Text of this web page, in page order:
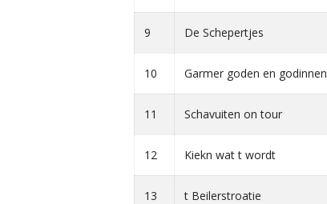
9 De Schepertjes
10 Garmer goden en godinnen
11 Schavuiten on tour
12 Kiekn wat t wordt
13 t Beilerstroatie